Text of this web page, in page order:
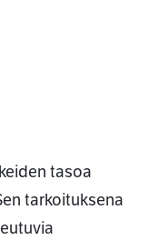
tasoa
tarkoituksena